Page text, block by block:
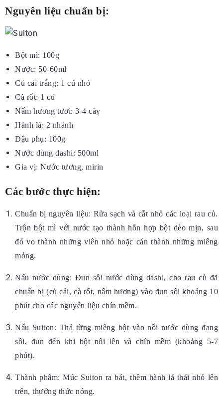
Nguyên liệu chuẩn bị:
Bột mì: 100g
Nước: 50-60ml
Củ cải trắng: 1 củ nhỏ
Cà rốt: 1 củ
Nấm hương tươi: 3-4 cây
Hành lá: 2 nhánh
Đậu phụ: 100g
Nước dùng dashi: 500ml
Gia vị: Nước tương, mirin
Các bước thực hiện:
Chuẩn bị nguyên liệu: Rửa sạch và cắt nhỏ các loại rau củ.
Trộn bột mì với nước tạo thành hỗn hợp bột dẻo mịn, sau
đó vo thành những viên nhỏ hoặc cán thành những miếng
mỏng.
Nấu nước dùng: Đun sôi nước dùng dashi, cho rau củ đã
chuẩn bị (củ cải, cà rốt, nấm hương) vào đun sôi khoảng 10
phút cho các nguyên liệu chín mềm.
Nấu Suiton: Thả từng miếng bột vào nồi nước dùng đang
sôi, đun đến khi bột nổi lên và chín mềm (khoảng 5-7
phút).
Thành phẩm: Múc Suiton ra bát, thêm hành lá thái nhỏ lên
trên, thưởng thức nóng.